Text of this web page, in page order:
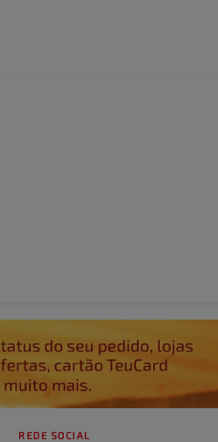
REDE SOCIAL